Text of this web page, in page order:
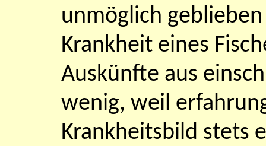
unmöglich
Krankheit eines
Auskünfte aus
wenig, weil
Krankheitsbild stets